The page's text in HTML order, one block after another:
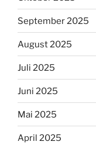
September 2025
August 2025
Juli 2025
Juni 2025
Mai 2025
April 2025